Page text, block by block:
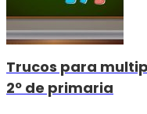
Trucos para
2º de primaria